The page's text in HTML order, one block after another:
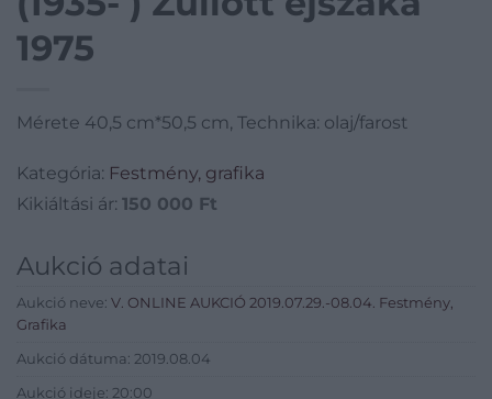
1975
Mérete 40,5 cm*50,5 cm, Technika: olaj/farost
Kategória: Festmény, grafika
Kikiáltási ár: 150 000 Ft
Aukció adatai
Aukció neve: V. ONLINE AUKCIÓ 2019.07.29.-08.04. Festmény,
Grafika
Aukció dátuma: 2019.08.04
Aukció ideje: 20:00